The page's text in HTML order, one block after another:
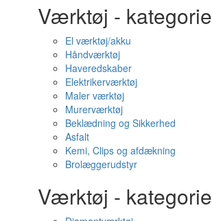
Værktøj -
El værktøj/akku
Håndværktøj
Haveredskaber
Elektrikerværktøj
Maler værktøj
Murerværktøj
Beklædning og Sikkerhed
Asfalt
Kemi, Clips og afdækning
Brolæggerudstyr
Værktøj -